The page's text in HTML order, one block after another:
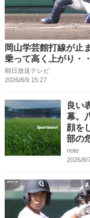
岡山学芸館打線が止
乗って高く上がり・
朝日放送テレビ
2026/8/9 15:27
良い
幕。
顔を
部の
note
2026/8/